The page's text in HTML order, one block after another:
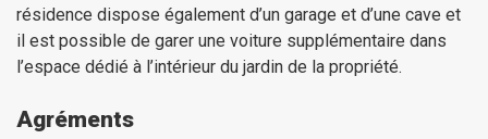
résidence dispose également d’un garage et d’une cave et
il est possible de garer une voiture supplémentaire dans
l’espace dédié à l’intérieur du jardin de la propriété.
Agréments